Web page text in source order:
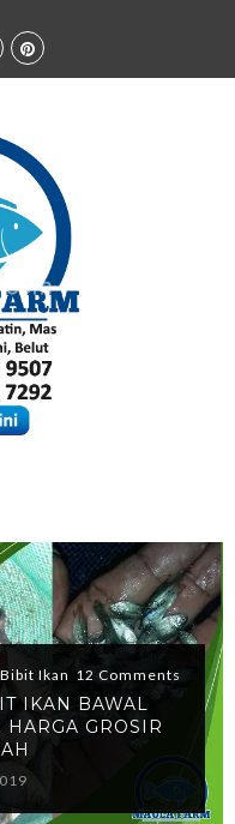
Ikan 12 Comments
IKAN BAWAL
GROSIR